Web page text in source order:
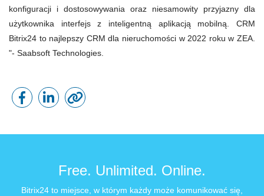
konfiguracji i dostosowywania oraz niesamowity przyjazny dla
użytkownika interfejs z inteligentną aplikacją mobilną. CRM
Bitrix24 to najlepszy CRM dla nieruchomości w 2022 roku w ZEA.
"- Saabsoft Technologies.
Free. Unlimited. Online.
Bitrix24 to miejsce, w którym każdy może komunikować się,